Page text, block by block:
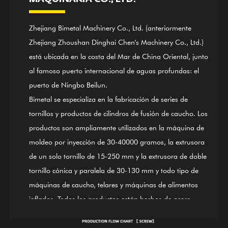
Zhejiang Bimetal Machinery Co., Ltd. (anteriormente
Zhejiang Zhoushan Dinghai Chen’s Machinery Co., Ltd.)
está ubicada en la costa del Mar de China Oriental, junto
al famoso puerto internacional de aguas profundas: el
puerto de Ningbo Beilun.
Bimetal se especializa en la fabricación de series de
tornillos y productos de cilindros de fusión de caucho. Los
productos son ampliamente utilizados en la máquina de
moldeo por inyección de 30-40000 gramos, la extrusora
de un solo tornillo de 15-250 mm y la extrusora de doble
tornillo cónica y paralela de 30-130 mm y todo tipo de
máquinas de caucho, telares y máquinas de alimentos
inflados. Todos los productos están hechos de acero